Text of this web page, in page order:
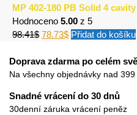
MP 402-180 PB Solid 4
Hodnoceno 5.00 z 5
98.41$ 78.73$ Přidat do košíku
Doprava zdarma po celém
Na všechny objednávky nad 399
Snadné vrácení do 30 dnů
30denní záruka vrácení peněz